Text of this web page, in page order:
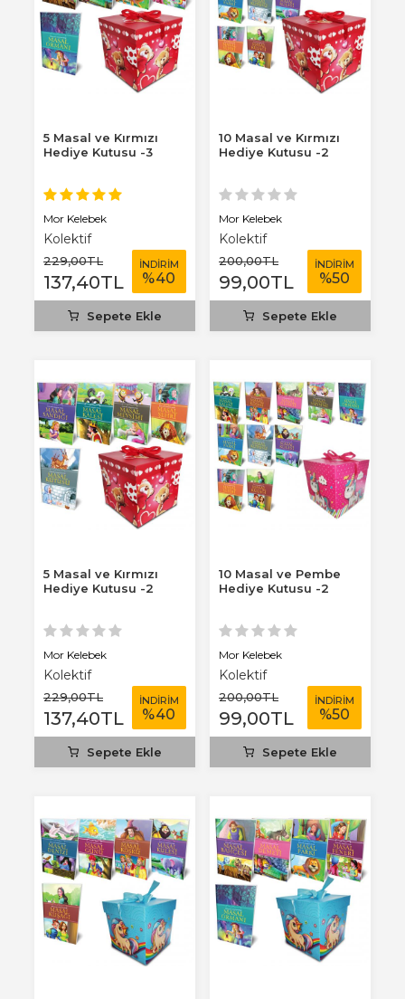
5 Masal ve Kırmızı
Hediye Kutusu -3
Mor Kelebek
Kolektif
229,00TL
137,40TL
İNDİRİM
%40
Sepete Ekle
10 Masal ve Kırmızı
Hediye Kutusu -2
Mor Kelebek
Kolektif
200,00TL
99,00TL
İNDİRİM
%50
Sepete Ekle
5 Masal ve Kırmızı
Hediye Kutusu -2
Mor Kelebek
Kolektif
229,00TL
137,40TL
İNDİRİM
%40
Sepete Ekle
10 Masal ve Pembe
Hediye Kutusu -2
Mor Kelebek
Kolektif
200,00TL
99,00TL
İNDİRİM
%50
Sepete Ekle